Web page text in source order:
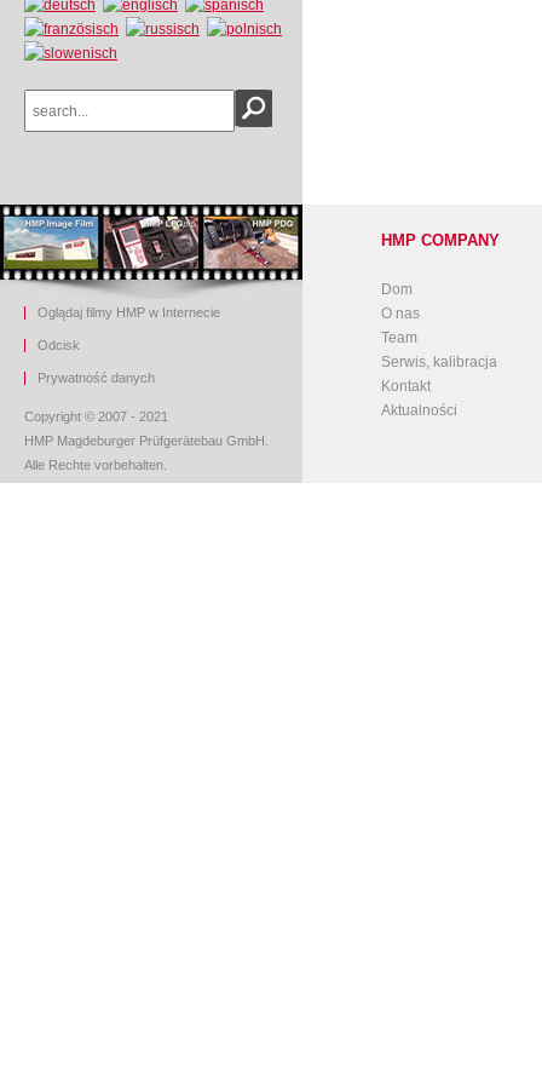
Oglądaj filmy HMP w Internecie
Odcisk
Prywatność danych
Copyright © 2007 - 2021
HMP Magdeburger Prüfgerätebau GmbH.
Alle Rechte vorbehalten.
HMP COMPANY
Dom
O nas
Team
Serwis, kalibracja
Kontakt
Aktualności